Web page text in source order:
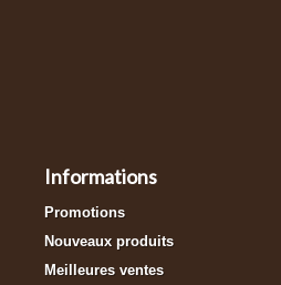
Informations
Promotions
Nouveaux produits
Meilleures ventes